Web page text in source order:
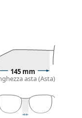
freddo e
o nero.
ideale per chi
il quale
offre un'elevata
145 mm
asta (Asta)